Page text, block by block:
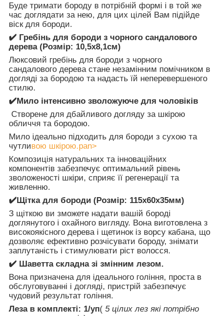
Буде тримати бороду в потрібній формі і в той же
час доглядати за нею, для цих цілей Вам підійде
віск для бороди.
✔️ Гребінь для бороди з чорного сандалового
дерева (Розмір: 10,5х8,1см)
Люксовий гребінь для бороди з чорного
сандалового дерева стане незамінним помічником в
догляді за бородою та надасть їй неперевершеного
стилю.
✔️Мило інтенсивно зволожуюче для чоловіків
Створене для дбайливого догляду за шкірою
обличчя та бородою.
Мило ідеально підходить для бороди з сухою та
чутливою ​​шкірою.pan>
Композиція натуральних та інноваційних
компонентів забезпечує оптимальний рівень
зволоженості шкіри, сприяє її регенерації та
живленню.
✔️Щітка для бороди (Розмір: 115х60х35мм)
З щіткою ви зможете надати вашій бороді
доглянутого і охайного вигляду. Вона виготовлена з
високоякісного дерева і щетинок із ворсу кабана, що
дозволяє ефективно розчісувати бороду, знімати
заплутаність і стимулювати ріст волосся.
✔️ Шаветта складна зі змінним лезом.
Вона призначена для ідеального гоління, проста в
обслуговуванні і догляді, пристрій забезпечує
чудовий результат гоління.
Леза в комплекті: 1/уп( 5 цілих лез які потрібно